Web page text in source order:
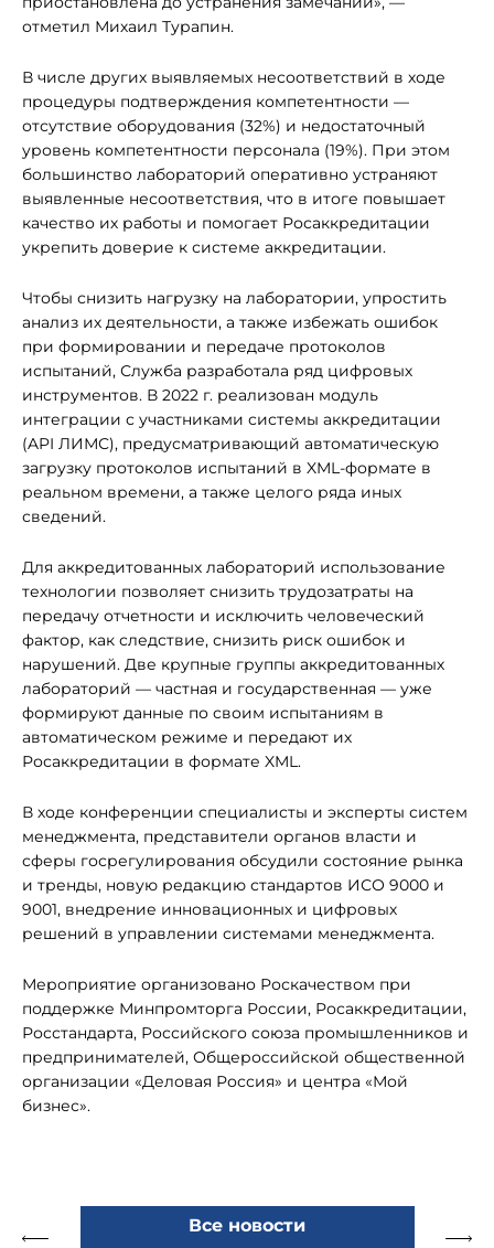
отметил Михаил Турапин.
В числе других выявляемых несоответствий в ходе
процедуры подтверждения компетентности —
отсутствие оборудования (32%) и недостаточный
уровень компетентности персонала (19%). При этом
большинство лабораторий оперативно устраняют
выявленные несоответствия, что в итоге повышает
качество их работы и помогает Росаккредитации
укрепить доверие к системе аккредитации.
Чтобы снизить нагрузку на лаборатории, упростить
анализ их деятельности, а также избежать ошибок
при формировании и передаче протоколов
испытаний, Служба разработала ряд цифровых
инструментов. В 2022 г. реализован модуль
интеграции с участниками системы аккредитации
(API ЛИМС), предусматривающий автоматическую
загрузку протоколов испытаний в XML-формате в
реальном времени, а также целого ряда иных
сведений.
Для аккредитованных лабораторий использование
технологии позволяет снизить трудозатраты на
передачу отчетности и исключить человеческий
фактор, как следствие, снизить риск ошибок и
нарушений. Две крупные группы аккредитованных
лабораторий — частная и государственная — уже
формируют данные по своим испытаниям в
автоматическом режиме и передают их
Росаккредитации в формате XML.
В ходе конференции специалисты и эксперты систем
менеджмента, представители органов власти и
сферы госрегулирования обсудили состояние рынка
и тренды, новую редакцию стандартов ИСО 9000 и
9001, внедрение инновационных и цифровых
решений в управлении системами менеджмента.
Мероприятие организовано Роскачеством при
поддержке Минпромторга России, Росаккредитации,
Росстандарта, Российского союза промышленников и
предпринимателей, Общероссийской общественной
организации «Деловая Россия» и центра «Мой
бизнес».
Все новости